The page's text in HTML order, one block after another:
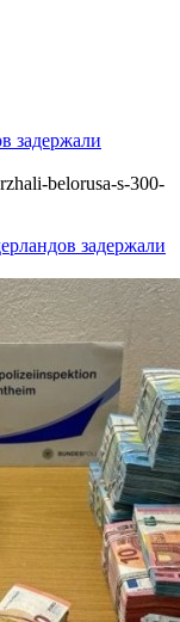
задержали
belorusa-s-300-
задержали